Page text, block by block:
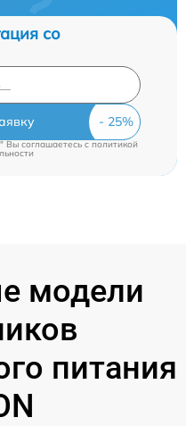
со
Вы соглашаетесь cполитикой
модели
питания